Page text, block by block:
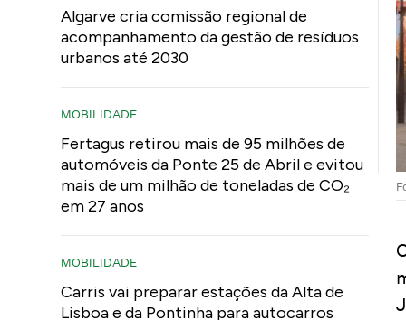
Algarve cria comissão regional de
acompanhamento da gestão de resíduos
urbanos até 2030
MOBILIDADE
Fertagus retirou mais de 95 milhões de
automóveis da Ponte 25 de Abril e evitou
mais de um milhão de toneladas de CO₂
em 27 anos
MOBILIDADE
Carris vai preparar estações da Alta de
Lisboa e da Pontinha para autocarros